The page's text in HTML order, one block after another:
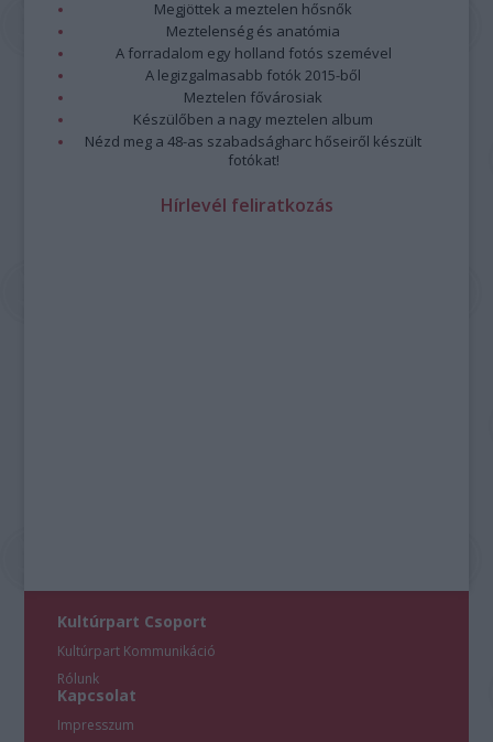
Megjöttek a meztelen hősnők
Meztelenség és anatómia
A forradalom egy holland fotós szemével
A legizgalmasabb fotók 2015-ből
Meztelen fővárosiak
Készülőben a nagy meztelen album
Nézd meg a 48-as szabadságharc hőseiről készült
fotókat!
Hírlevél feliratkozás
Kultúrpart Csoport
Kultúrpart Kommunikáció
Rólunk
Kapcsolat
Impresszum